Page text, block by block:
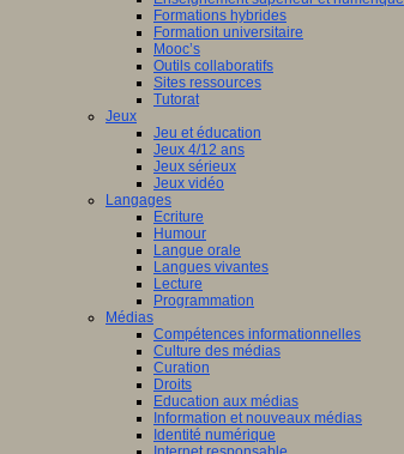
Formations hybrides
Formation universitaire
Mooc’s
Outils collaboratifs
Sites ressources
Tutorat
Jeux
Jeu et éducation
Jeux 4/12 ans
Jeux sérieux
Jeux vidéo
Langages
Ecriture
Humour
Langue orale
Langues vivantes
Lecture
Programmation
Médias
Compétences informationnelles
Culture des médias
Curation
Droits
Education aux médias
Information et nouveaux médias
Identité numérique